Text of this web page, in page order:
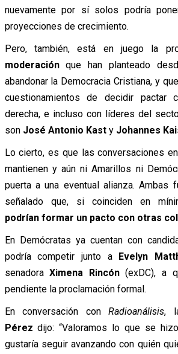
nuevamente por sí solos podría
proyecciones de crecimiento.
Pero, también, está en juego la
moderaciónque han planteado
abandonar la Democracia Cristiana, y
cuestionamientos de decidir pactar
derecha, e incluso con líderes del
son José Antonio Kasty Johannes
Lo cierto, es que las conversaciones
mantienen y aún ni Amarillos ni
puerta a una eventual alianza. Ambas
señalado que, si coinciden en
podrían formar un pacto con otras
En Demócratas ya cuentan con
podría competir junto a Evelyn
senadoraXimena Rincón(exDC), a
pendiente la proclamación formal.
En conversación con Radioanálisis,
Pérez dijo: “Valoramos lo que se
gustaría seguir avanzando con quién